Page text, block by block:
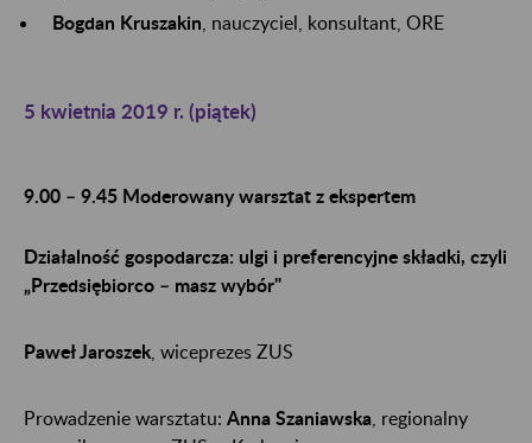
Bogdan Kruszakin , nauczyciel, konsultant, ORE
5 kwietnia 2019 r. (piątek)
9.00 – 9.45 Moderowany warsztat z ekspertem
Działalność gospodarcza: ulgi i preferencyjne składki, czyli
„Przedsiębiorco – masz wybór"
Paweł Jaroszek , wiceprezes ZUS
Prowadzenie warsztatu: Anna Szaniawska , regionalny